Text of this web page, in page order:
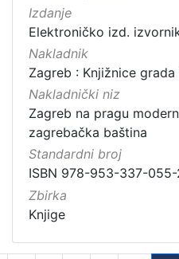
Izdanje
Elektroničko izd.
Nakladnik
Zagreb : Knjižnice grada
Nakladnički niz
Zagreb na pragu
zagrebačka baština
Standardni broj
ISBN 978-953-337-055-
Zbirka
Knjige